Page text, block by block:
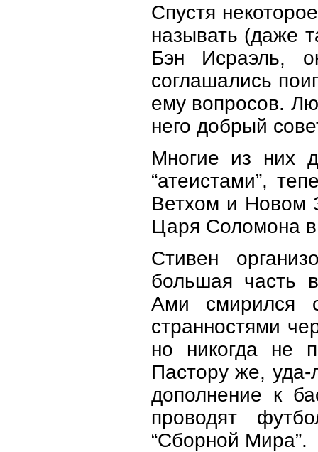
Спустя
называть (даже
Бэн Исраэль,
соглашались
ему вопросов.
него добрый
Многие из них
“атеистами”,
Ветхом и Новом
Царя Соломона
Стивен
большая часть
Ами смирился
странностями
но никогда не
Пастору же,
дополнение к
проводят
“Сборной Мира”.